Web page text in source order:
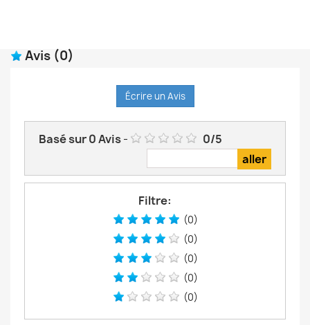
Avis (0)
Écrire un Avis
Basé sur0Avis- 0/5
Filtre:
(0)
(0)
(0)
(0)
(0)